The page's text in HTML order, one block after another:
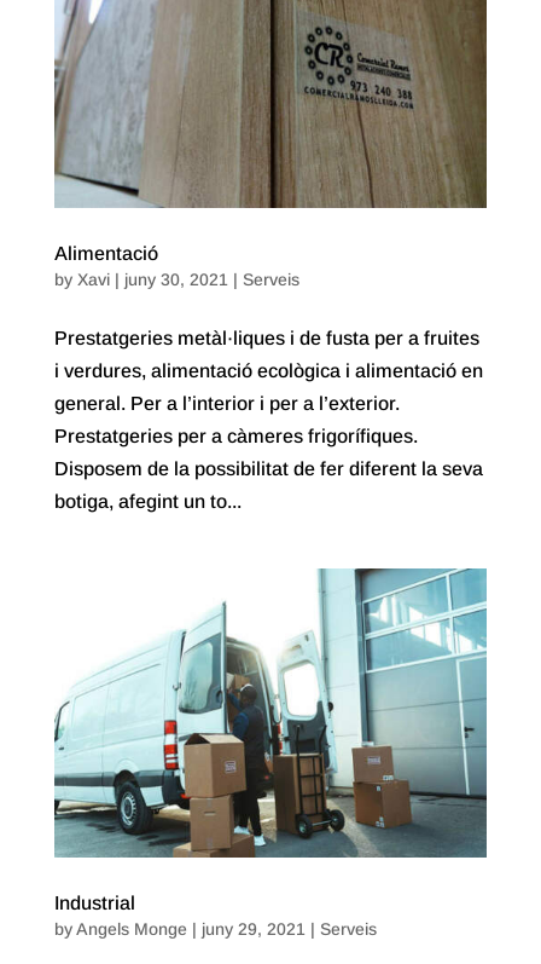
Alimentació
by Xavi| juny 30, 2021 | Serveis
Prestatgeries metàl·liques i de fusta per a fruites
i verdures, alimentació ecològica i alimentació en
general. Per a l’interior i per a l’exterior.
Prestatgeries per a càmeres frigorífiques.
Disposem de la possibilitat de fer diferent la seva
botiga, afegint un to...
Industrial
byAngels Monge | juny 29, 2021 | Serveis